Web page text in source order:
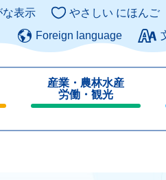
このページ
な表示 やさしい にほんご
Foreign language
産業・農林水産
労働・観光
じ